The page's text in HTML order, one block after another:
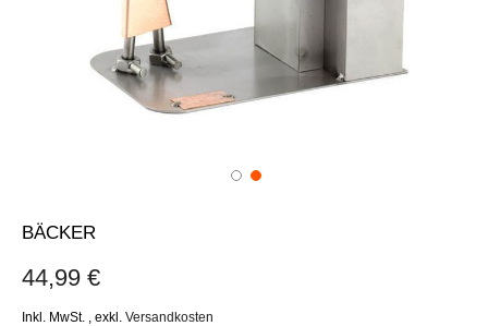
BÄCKER
44,99 €
Inkl. MwSt. exkl. Versandkosten